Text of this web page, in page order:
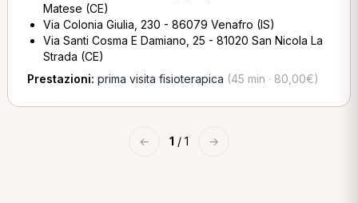
Matese (CE)
Via Colonia Giulia, 230 - 86079 Venafro (IS)
Via Santi Cosma E Damiano, 25 - 81020 San Nicola La
Strada (CE)
Prestazioni: prima visita fisioterapica (45 min · 80,00€)
← 1 / 1 →